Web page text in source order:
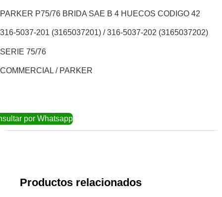
PARKER P75/76 BRIDA SAE B 4 HUECOS CODIGO 42
316-5037-201 (3165037201) / 316-5037-202 (3165037202)
SERIE 75/76
COMMERCIAL / PARKER
por Whatsapp
Productos relacionados